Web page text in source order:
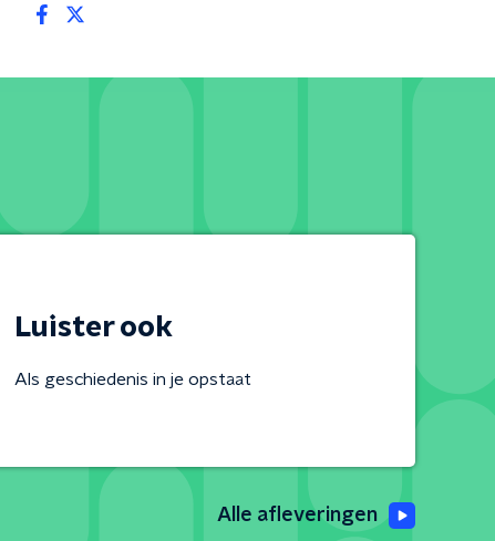
Luister ook
Als geschiedenis in je opstaat
Alle afleveringen